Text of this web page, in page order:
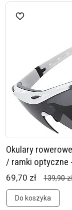
Okulary
/ ramki optyczne
69,70 zł 139,90
Do koszyka